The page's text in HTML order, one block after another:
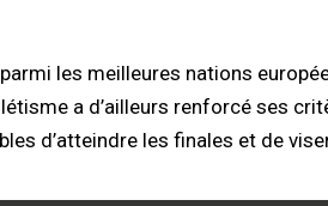
les meilleures nations
a d’ailleurs renforcé ses
d’atteindre les finales et de